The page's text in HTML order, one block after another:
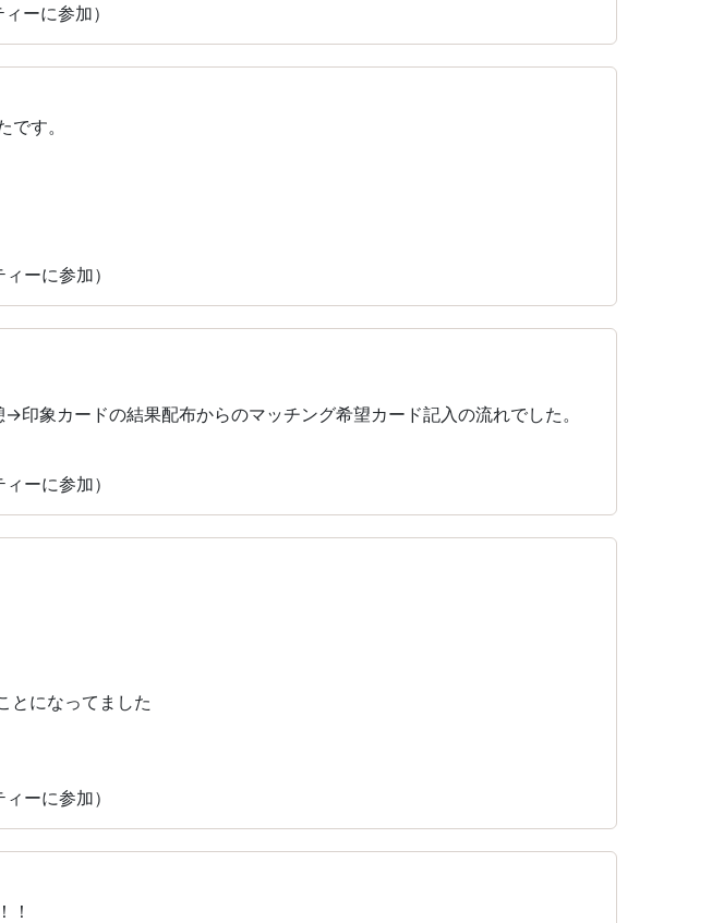
ーに参加）
す。
ーに参加）
象カードの結果配布からのマッチング希望カード記入の流れでした。
ーに参加）
とになってました
ーに参加）
！